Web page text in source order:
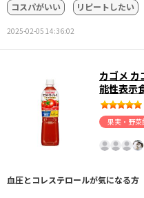
コスパがいい
リピートしたい
2025-02-05 14:36:02
カゴメ カ
能性表示
果実・野菜
血圧とコレステロールが気になる方